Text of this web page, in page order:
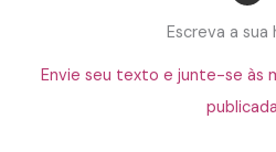
Escreva a sua
Envie seu texto e junte-se às